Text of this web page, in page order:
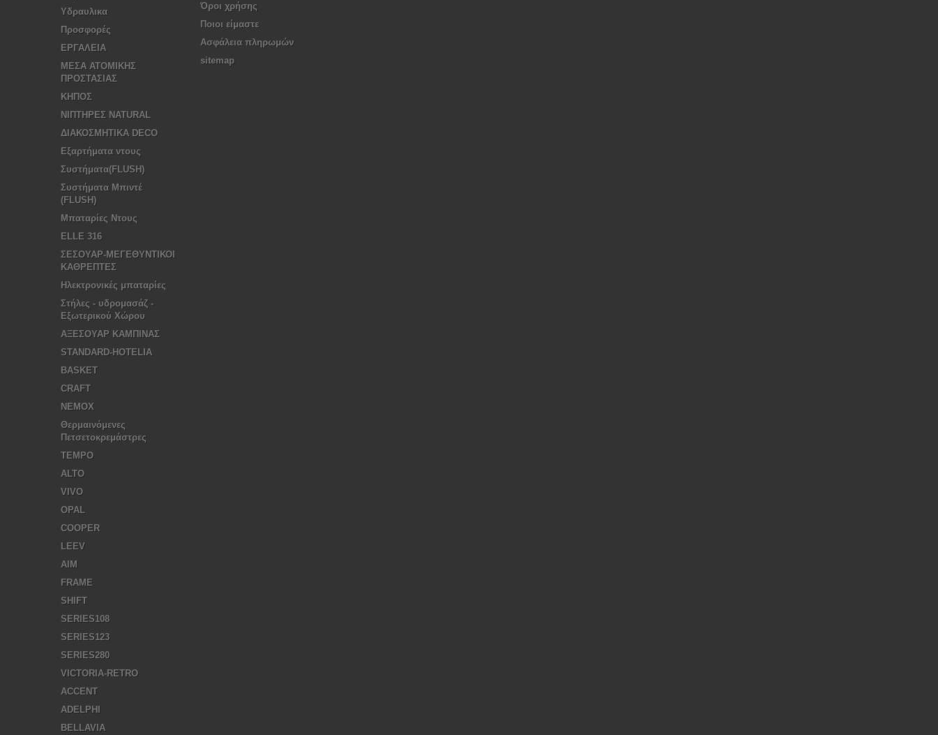
Υδραυλικα
Προσφορές
ΕΡΓΑΛΕΙΑ
ΜΕΣΑ ΑΤΟΜΙΚΗΣ
ΠΡΟΣΤΑΣΙΑΣ
ΚΗΠΟΣ
ΝΙΠΤΗΡΕΣ NATURAL
ΔΙΑΚΟΣΜΗΤΙΚΑ DECO
Εξαρτήματα ντους
Συστήματα(FLUSH)
Συστήματα Μπιντέ
(FLUSH)
Μπαταρίες Ντους
ELLE 316
ΣΕΣΟΥΑΡ-ΜΕΓΕΘΥΝΤΙΚΟΙ
ΚΑΘΡΕΠΤΕΣ
Ηλεκτρονικές μπαταρίες
Στήλες - υδρομασάζ -
Εξωτερικού Χώρου
ΑΞΕΣΟΥΑΡ ΚΑΜΠΙΝΑΣ
STANDARD-HOTELIA
BASKET
CRAFT
NEMOX
Θερμαινόμενες
Πετσετοκρεμάστρες
TEMPO
ALTO
VIVO
OPAL
COOPER
LEEV
AIM
FRAME
SHIFT
SERIES108
SERIES123
SERIES280
VICTORIA-RETRO
ACCENT
ADELPHI
BELLAVIA
Όροι χρήσης
Ποιοι είμαστε
Ασφάλεια πληρωμών
sitemap